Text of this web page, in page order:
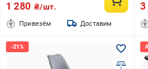
1 280 ₴/шт.
Привезём Доставим
3